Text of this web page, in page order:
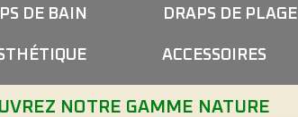
DE BAIN DRAPS DE PLAGE
ACCESSOIRES
NOTRE GAMME NATURE